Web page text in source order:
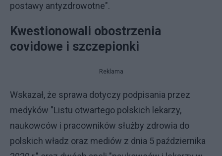
postawy antyzdrowotne".
Kwestionowali obostrzenia
covidowe i szczepionki
Reklama
Wskazał, że sprawa dotyczy podpisania przez
medyków "Listu otwartego polskich lekarzy,
naukowców i pracowników służby zdrowia do
polskich władz oraz mediów z dnia 5 października